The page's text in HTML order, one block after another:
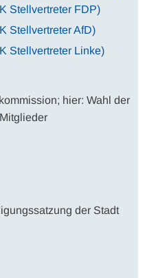
Stellvertreter FDP)
Stellvertreter AfD)
Stellvertreter Linke)
hier: Wahl der
der Stadt